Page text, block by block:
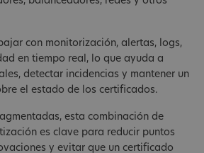
con monitorización, alertas, logs,
en tiempo real, lo que ayuda a
detectar incidencias y mantener un
el estado de los certificados.
esta combinación de
es clave para reducir puntos
y evitar que un certificado